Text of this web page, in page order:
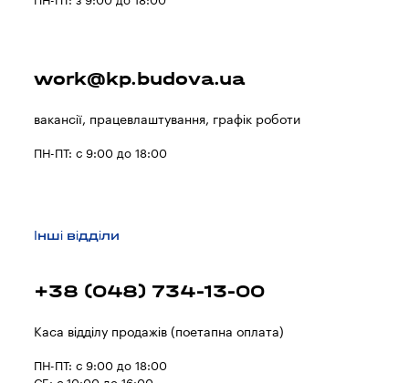
work@kp.budova.ua
вакансії, працевлаштування, графік роботи
ПН-ПТ: с 9:00 до 18:00
Інші відділи
+38 (048) 734-13-00
Каса відділу продажів (поетапна оплата)
ПН-ПТ: с 9:00 до 18:00